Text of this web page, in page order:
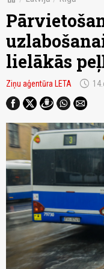
lielākās
Ziņu aģentūra LETA schedule